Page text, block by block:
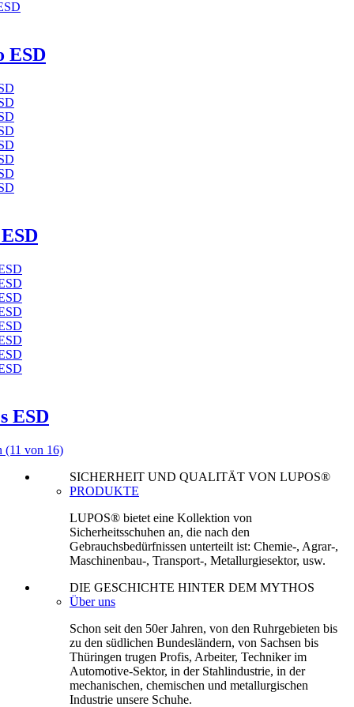
ESD
ESD
(11 von 16)
SICHERHEIT UND QUALITÄT VON LUPOS®
PRODUKTE
LUPOS® bietet eine Kollektion von
Sicherheitsschuhen an, die nach den
Gebrauchsbedürfnissen unterteilt ist: Chemie-, Agrar-,
Maschinenbau-, Transport-, Metallurgiesektor, usw.
DIE GESCHICHTE HINTER DEM MYTHOS
Über uns
Schon seit den 50er Jahren, von den Ruhrgebieten bis
zu den südlichen Bundesländern, von Sachsen bis
Thüringen trugen Profis, Arbeiter, Techniker im
Automotive-Sektor, in der Stahlindustrie, in der
mechanischen, chemischen und metallurgischen
Industrie unsere Schuhe.